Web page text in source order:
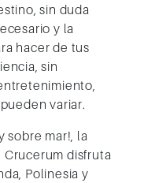
sin duda
y la
hacer de tus
sin
variar.
sobre mar!, la
Crucerum disfruta
Polinesia y